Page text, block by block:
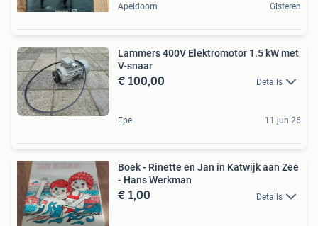
Apeldoorn Gisteren
Lammers 400V Elektromotor 1.5 kW met
V-snaar
€ 100,00 Details
Epe 11 jun 26
Boek - Rinette en Jan in Katwijk aan Zee
- Hans Werkman
€ 1,00 Details